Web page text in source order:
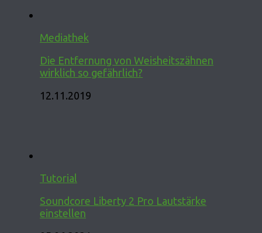
Mediathek
Die Entfernung von Weisheitszähnen
wirklich so gefährlich?
12.11.2019
Tutorial
Soundcore Liberty 2 Pro Lautstärke
einstellen